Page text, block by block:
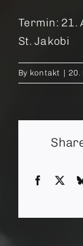
Termin: 21.
St. Jakobi
By kontakt | 20.
Facebook